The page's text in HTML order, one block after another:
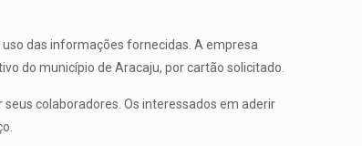
das informações fornecidas. A empresa
do município de Aracaju, por cartão solicitado.
colaboradores. Os interessados em aderir